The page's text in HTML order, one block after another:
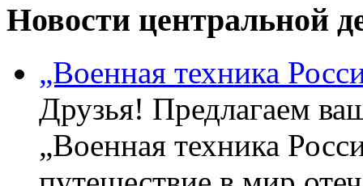
Новости центральной
„Военная техника
Друзья! Предлагаем
„Военная техника